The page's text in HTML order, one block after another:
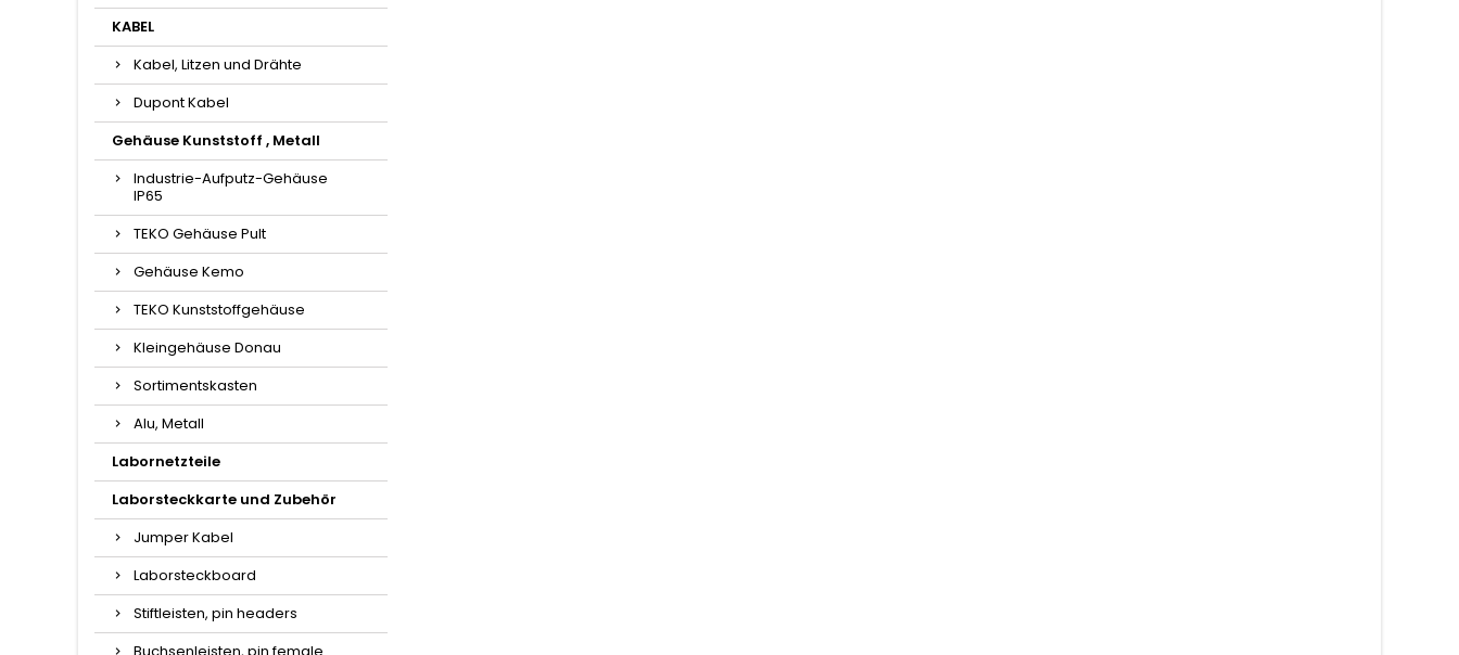
KABEL
Kabel, Litzen und Drähte
Dupont Kabel
Gehäuse Kunststoff , Metall
Industrie-Aufputz-Gehäuse
IP65
TEKO Gehäuse Pult
Gehäuse Kemo
TEKO Kunststoffgehäuse
Kleingehäuse Donau
Sortimentskasten
Alu, Metall
Labornetzteile
Laborsteckkarte und Zubehör
Jumper Kabel
Laborsteckboard
Stiftleisten, pin headers